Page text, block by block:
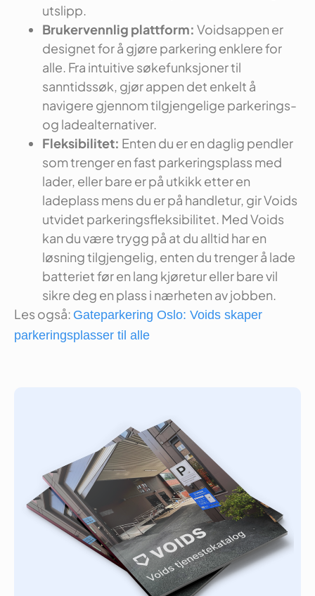
utslipp.
Brukervennlig plattform: Voidsappen er
designet for å gjøre parkering enklere for
alle. Fra intuitive søkefunksjoner til
sanntidssøk, gjør appen det enkelt å
navigere gjennom tilgjengelige parkerings-
og ladealternativer.
Fleksibilitet: Enten du er en daglig pendler
som trenger en fast parkeringsplass med
lader, eller bare er på utkikk etter en
ladeplass mens du er på handletur, gir Voids
utvidet parkeringsfleksibilitet. Med Voids
kan du være trygg på at du alltid har en
løsning tilgjengelig, enten du trenger å lade
batteriet før en lang kjøretur eller bare vil
sikre deg en plass i nærheten av jobben.
Les også: Gateparkering Oslo: Voids skaper
parkeringsplasser til alle